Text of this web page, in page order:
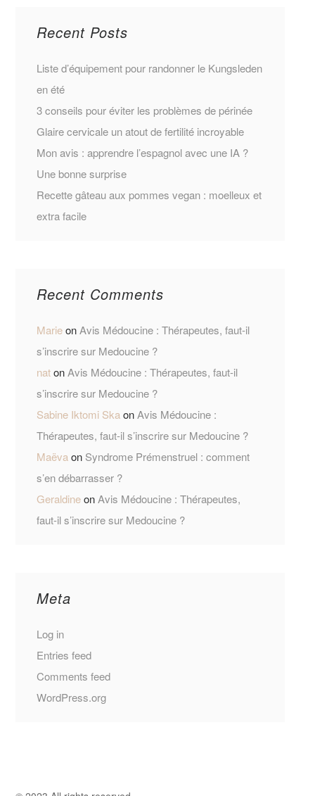
Recent Posts
Liste d’équipement pour randonner le Kungsleden
en été
3 conseils pour éviter les problèmes de périnée
Glaire cervicale un atout de fertilité incroyable
Mon avis : apprendre l’espagnol avec une IA ?
Une bonne surprise
Recette gâteau aux pommes vegan : moelleux et
extra facile
Recent Comments
MarieonAvis Médoucine : Thérapeutes, faut-il
s’inscrire sur Medoucine ?
natonAvis Médoucine : Thérapeutes, faut-il
s’inscrire sur Medoucine ?
Sabine Iktomi SkaonAvis Médoucine :
Thérapeutes, faut-il s’inscrire sur Medoucine ?
Maëvaon Syndrome Prémenstruel : comment
s’en débarrasser ?
GeraldineonAvis Médoucine : Thérapeutes,
faut-il s’inscrire sur Medoucine ?
Meta
Log in
Entries feed
Comments feed
WordPress.org